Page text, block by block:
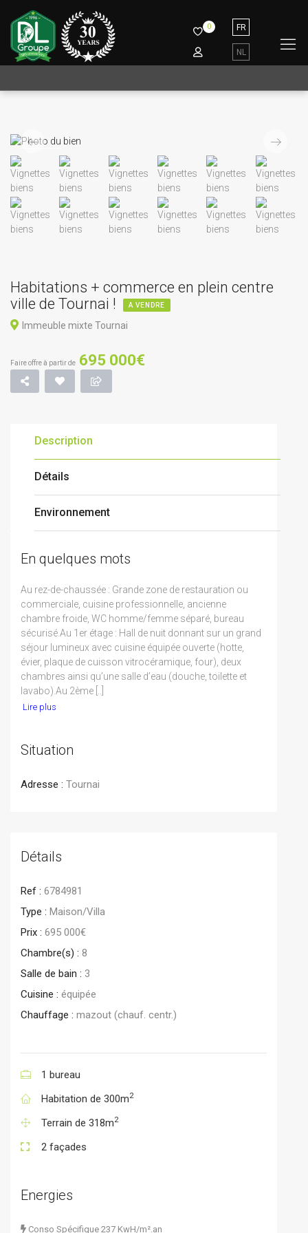
0 FR
NL
Précédent Suivant
Habitations + commerce en plein centre
ville de Tournai !
A VENDRE
Immeuble mixte Tournai
Faire offre à partir de 695 000€
Description
Détails
Environnement
En quelques mots
Au rez-de-chaussée : Grande zone de restauration ou
commerciale, cuisine professionnelle, ancienne
chambre froide, WC homme/femme séparé, bureau
sécurisé.Au 1er étage : Hall de nuit donnant sur un grand
séjour lumineux avec cuisine équipée ouverte (hotte,
évier, plaque de cuisson vitrocéramique, four), deux
chambres ainsi qu’une salle d’eau (douche, toilette et
lavabo).Au 2ème [..]
Lire plus
Situation
Adresse : Tournai
Détails
Ref : 6784981
Type : Maison/Villa
Prix : 695 000€
Chambre(s) : 8
Salle de bain : 3
Cuisine : équipée
Chauffage : mazout (chauf. centr.)
1 bureau
Habitation de 300m2
Terrain de 318m2
2 façades
Energies
Conso Spécifique 237 KwH/m².an